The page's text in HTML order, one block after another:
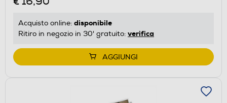
Acquisto online: disponibile
Ritiro in negozio in 30' gratuito: verifica
AGGIUNGI